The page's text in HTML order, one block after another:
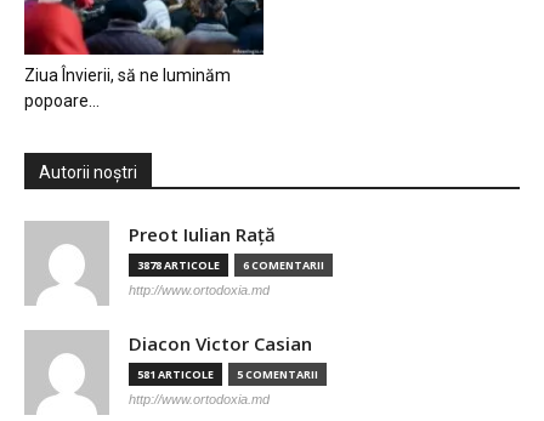
Ziua Învierii, să ne luminăm
popoare…
Autorii noștri
Preot Iulian Raţă
3878 ARTICOLE 6 COMENTARII
http://www.ortodoxia.md
Diacon Victor Casian
581 ARTICOLE 5 COMENTARII
http://www.ortodoxia.md